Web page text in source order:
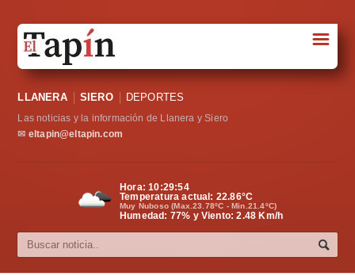
Sociedad
Política
Cultura
☰
LLANERA SIERO DEPORTES
Las noticias y la información de Llanera y Siero
✉ eltapin@eltapin.com
Hora:10:29:55
Temperatura actual: 22.86°C
Muy Nuboso (Max.23.78ºC - Min.21.4ºC)
Humedad: 77% y Viento: 2.48 Km/h